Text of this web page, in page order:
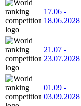
17.06 -
18.06.2028
21.07 -
23.07.2028
01.09 -
03.09.2028